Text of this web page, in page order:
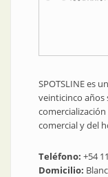
SPOTSLINE es
veinticinco años
comercial y del
Teléfono: +54
Domicilio: